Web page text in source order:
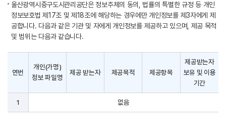
울산광역시중구도시관리공단은 정보주체의 동의, 법률의 특별한 규정 등 개인
정보보호법 제17조 및 제18조에 해당하는 경우에만 개인정보를 제3자에게 제
공합니다. 다음과 같은 기관 및 자에게 개인정보를 제공하고 있으며, 제공 목적
및 범위는 다음과 같습니다.
연번
개인(가명)
정보 파일명
제공 받는자 제공목적 제공항목
제공받는자
보유 및 이용
기간
1 없음